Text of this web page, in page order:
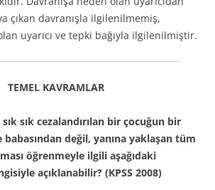
çıkan davranışla ilgilenilmemiş,
uyarıcı ve tepki bağıyla ilgilenilmiştir.
TEMEL KAVRAMLAR
sık cezalandırılan bir çocuğun bir
babasından değil, yanına yaklaşan tüm
öğrenmeyle ilgili aşağıdaki
açıklanabilir? (KPSS 2008)